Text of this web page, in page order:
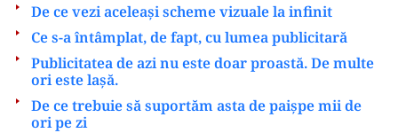
De ce vezi aceleași scheme vizuale la infinit
Ce s-a întâmplat, de fapt, cu lumea publicitară
Publicitatea de azi nu este doar proastă. De multe
ori este lașă.
De ce trebuie să suportăm asta de paișpe mii de
ori pe zi